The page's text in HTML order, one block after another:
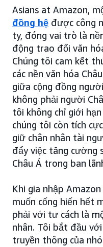
Asians at Amazon,
đồng hệ được công
ty, đóng vai trò là
động trao đổi văn
Chúng tôi cam kết
các nền văn hóa
giữa cộng đồng
không phải người
tôi không chỉ giới
chúng tôi còn tích
giữ chân nhân tài
đẩy việc tăng cường
Châu Á trong ban
Khi gia nhập
muốn cống hiến hết
phải với tư cách là
nhân. Tôi bắt đầu
truyền thông của